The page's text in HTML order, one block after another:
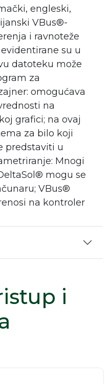
engleski,
VBus®-
i ravnoteže
su u
datoteku može
za
omogućava
na
grafici; na ovaj
za bilo koji
predstaviti u
Mnogi
mogu se
VBus®
na kontroler
i